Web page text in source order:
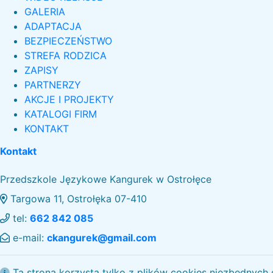
GALERIA
ADAPTACJA
BEZPIECZEŃSTWO
STREFA RODZICA
ZAPISY
PARTNERZY
AKCJE I PROJEKTY
KATALOGI FIRM
KONTAKT
Kontakt
Przedszkole Językowe Kangurek w Ostrołęce
Targowa 11, Ostrołęka 07-410
tel: 662 842 085
e-mail: ckangurek@gmail.com